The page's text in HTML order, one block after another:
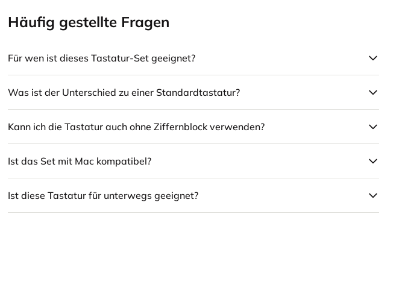
Häufig gestellte Fragen
Für wen ist dieses Tastatur-Set geeignet?
Was ist der Unterschied zu einer Standardtastatur?
Kann ich die Tastatur auch ohne Ziffernblock verwenden?
Ist das Set mit Mac kompatibel?
Ist diese Tastatur für unterwegs geeignet?